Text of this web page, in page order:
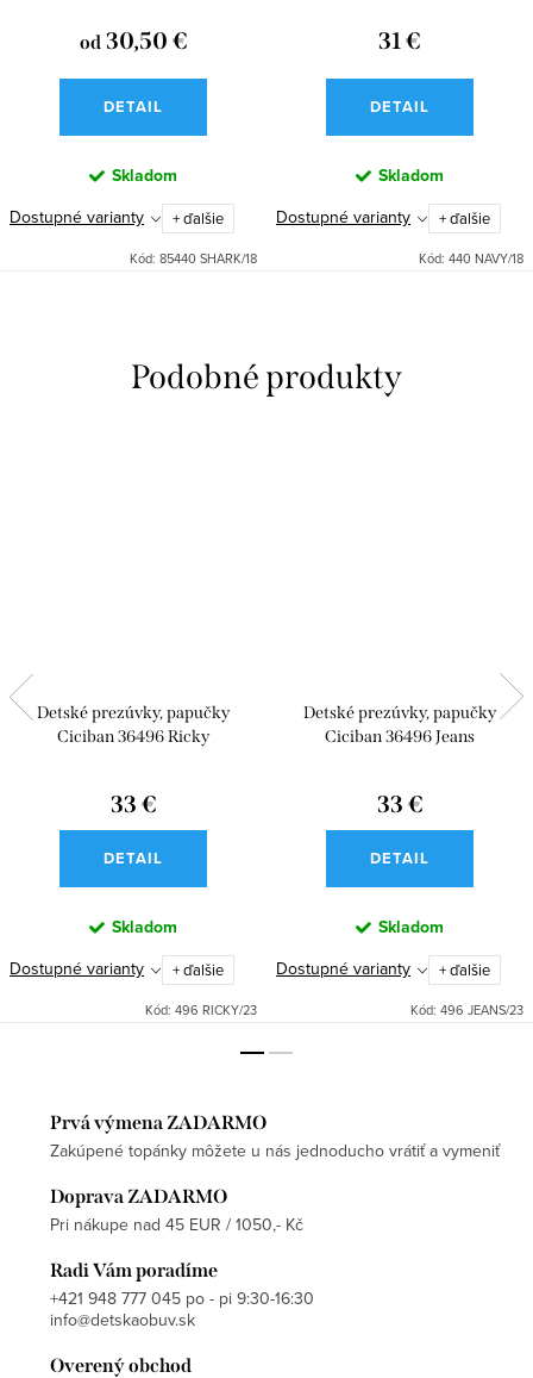
od30,50 €
DETAIL
Skladom
Dostupné varianty
+ ďalšie
Kód: 85440 SHARK/18
31 €
DETAIL
Skladom
Dostupné varianty
+ ďalšie
Kód: 440 NAVY/18
Detské prezúvky, papučky
Ciciban 36496 Ricky
33 €
DETAIL
Skladom
Dostupné varianty
+ ďalšie
Kód: 496 RICKY/23
Detské prezúvky, papučky
Ciciban 36496 Jeans
33 €
DETAIL
Skladom
Dostupné varianty
+ ďalšie
Kód: 496 JEANS/23
Prvá výmena ZADARMO
Zakúpené topánky môžete u nás jednoducho vrátiť a vymeniť
Doprava ZADARMO
Pri nákupe nad 45 EUR / 1050,- Kč
Radi Vám poradíme
+421 948 777 045 po - pi 9:30-16:30
info@detskaobuv.sk
Overený obchod